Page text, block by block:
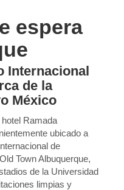
espera
Internacional
de la
México
Ramada
ubicado a
de
Town Albuquerque,
de la Universidad
limpias y